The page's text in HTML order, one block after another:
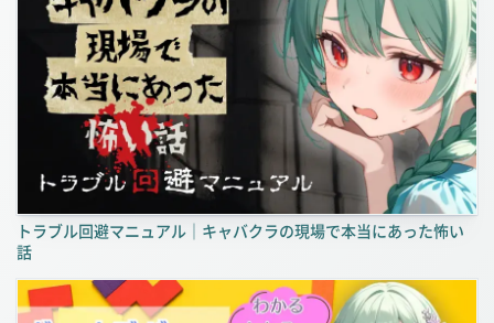
トラブル回避マニュアル｜キャバクラの現場で本当にあった怖い
話